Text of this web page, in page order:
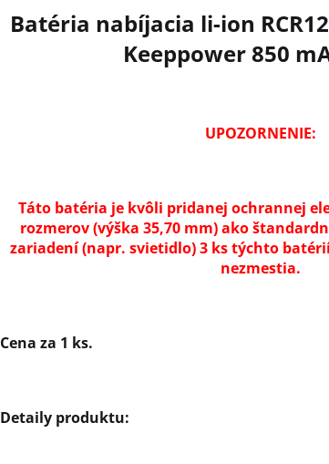
Batéria nabíjacia li-ion
Keeppower 850
UPOZORNENIE:
Táto batéria je kvôli pridanej ochrannej
rozmerov (výška 35,70 mm) ako
zariadení (napr. svietidlo) 3 ks týchto
nezmestia.
Cena za 1 ks.
Detaily produktu: